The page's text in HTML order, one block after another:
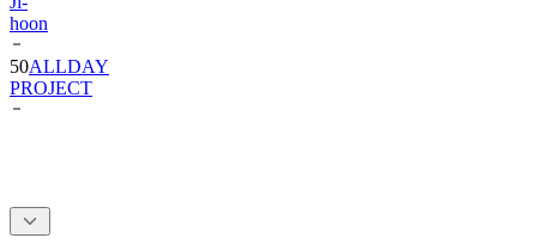
hoon
50ALLDAY
PROJECT